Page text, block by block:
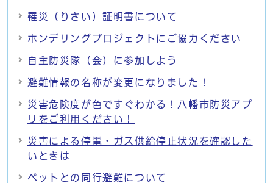
罹災（りさい）証明書について
ホンデリングプロジェクトにご協力ください
自主防災隊（会）に参加しよう
避難情報の名称が変更になりました！
災害危険度が色ですぐわかる！八幡市防災アプ
リをご利用ください！
災害による停電・ガス供給停止状況を確認した
いときは
ペットとの同行避難について